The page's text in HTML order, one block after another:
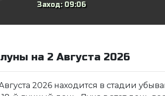
Заход: 09:06
на 2 Августа 2026
2026 находится в стадии